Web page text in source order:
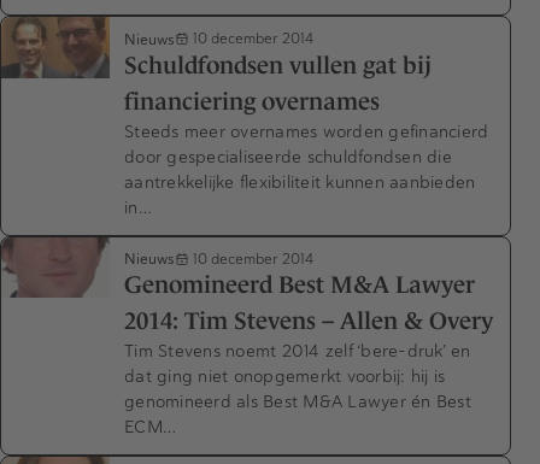
Nieuws 10 december 2014
Schuldfondsen vullen gat bij
financiering overnames
Steeds meer overnames worden gefinancierd
door gespecialiseerde schuldfondsen die
aantrekkelijke flexibiliteit kunnen aanbieden
in…
Nieuws 10 december 2014
Genomineerd Best M&A Lawyer
2014: Tim Stevens – Allen & Overy
Tim Stevens noemt 2014 zelf ‘bere-druk’ en
dat ging niet onopgemerkt voorbij: hij is
genomineerd als Best M&A Lawyer én Best
ECM…